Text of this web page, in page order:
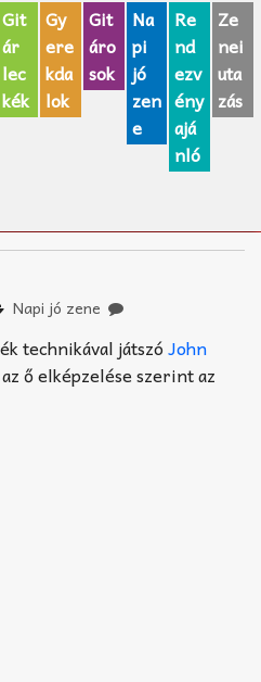
Git
ár
lec
kék
Gy
ere
kda
lok
Git
áro
sok
Na
pi
jó
zen
e
Re
nd
ezv
ény
ajá
nló
Ze
nei
uta
zás
Napi jó zene
technikával játszóJohn
ő elképzelése szerint az